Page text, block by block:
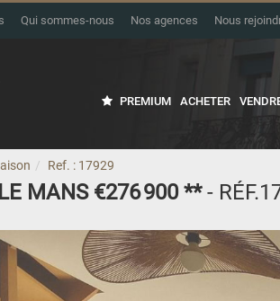
Qui sommes-nous Nos agences Nous
PREMIUM ACHETER
Ref. : 17929
MANS €276 900**-